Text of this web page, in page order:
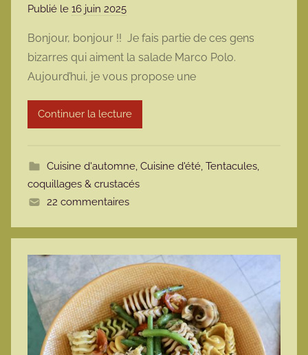
Publié le 16 juin 2025
r
m
a
r
m
t
e
Bonjour, bonjour !! Je fais partie de ces gens
bizarres qui aiment la salade Marco Polo.
Aujourd’hui, je vous propose une
Continuer la lecture
Cuisine d'automne, Cuisine d'été, Tentacules,
coquillages & crustacés
22 commentaires